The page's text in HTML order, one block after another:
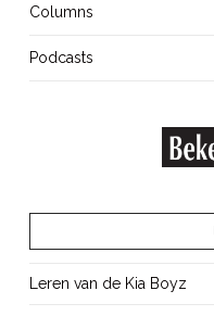
Columns
Podcasts
Leren van de Kia Boyz